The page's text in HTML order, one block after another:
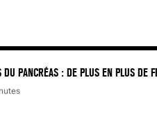
DU PANCRÉAS : DE PLUS EN PLUS DE